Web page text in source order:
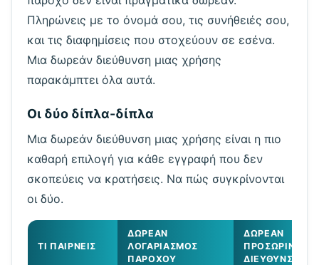
Πληρώνεις με το όνομά σου, τις συνήθειές σου,
και τις διαφημίσεις που στοχεύουν σε εσένα.
Μια δωρεάν διεύθυνση μιας χρήσης
παρακάμπτει όλα αυτά.
Οι δύο δίπλα-δίπλα
Μια δωρεάν διεύθυνση μιας χρήσης είναι η πιο
καθαρή επιλογή για κάθε εγγραφή που δεν
σκοπεύεις να κρατήσεις. Να πώς συγκρίνονται
οι δύο.
ΤΙ ΠΑΊΡΝΕΙΣ
ΔΩΡΕΆΝ
ΛΟΓΑΡΙΑΣΜΌΣ
ΠΑΡΌΧΟΥ
ΔΩΡΕΆΝ
ΠΡΟΣΩΡΙΝΉ
ΔΙΕΎΘΥΝΣΗ